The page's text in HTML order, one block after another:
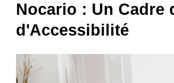
Nocario : Un Cadre
d'Accessibilité